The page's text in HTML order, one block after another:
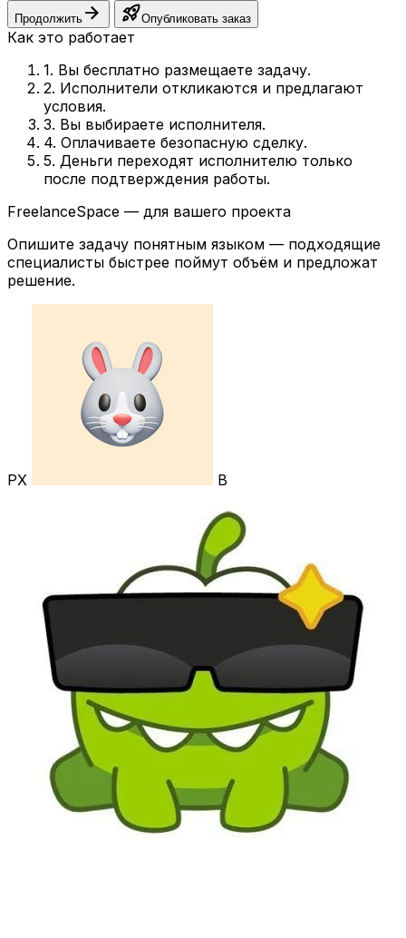
Продолжить arrow_forward rocket_launchОпубликовать заказ
Как это работает
1. Вы бесплатно размещаете задачу.
2. Исполнители откликаются и предлагают
условия.
3. Вы выбираете исполнителя.
4. Оплачиваете безопасную сделку.
5. Деньги переходят исполнителю только
после подтверждения работы.
FreelanceSpace — для вашего проекта
Опишите задачу понятным языком — подходящие
специалисты быстрее поймут объём и предложат
решение.
РХ В